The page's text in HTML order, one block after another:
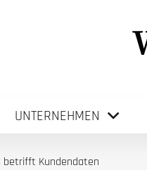
UNTERNEHMEN
betrifft Kundendaten